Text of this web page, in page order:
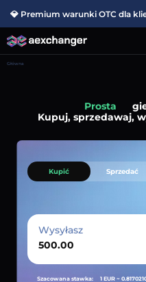
💎 Premium warunki OTC dla
Główna
Prosta
Kupuj, sprzedawaj,
Kupić Sprzedać
Wysyłasz
Szacowana stawka: 1 EUR ~